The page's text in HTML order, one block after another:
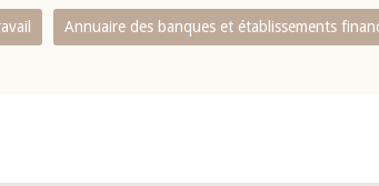
Annuaire des banques et établissements